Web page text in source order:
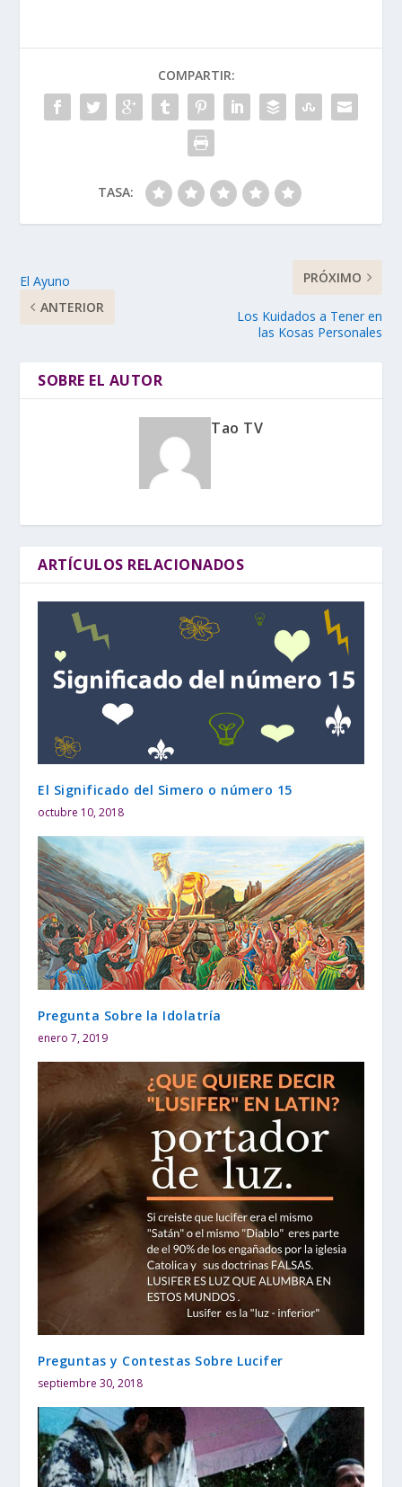
COMPARTIR:
TASA:
El Ayuno
ANTERIOR
PRÓXIMO
Los Kuidados a Tener en
las Kosas Personales
SOBRE EL AUTOR
Tao TV
ARTÍCULOS RELACIONADOS
El Significado del Simero o número 15
octubre 10, 2018
Pregunta Sobre la Idolatría
enero 7, 2019
Preguntas y Contestas Sobre Lucifer
septiembre 30, 2018